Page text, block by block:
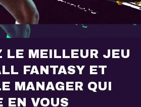
LE MEILLEUR JEU
FANTASY ET
MANAGER QUI
EN VOUS